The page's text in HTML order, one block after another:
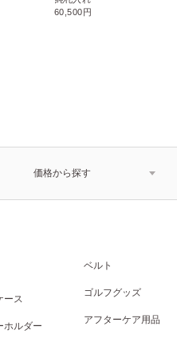
60,500円
価格から探す
ース
ホルダー
ベルト
ゴルフグッズ
アフターケア用品